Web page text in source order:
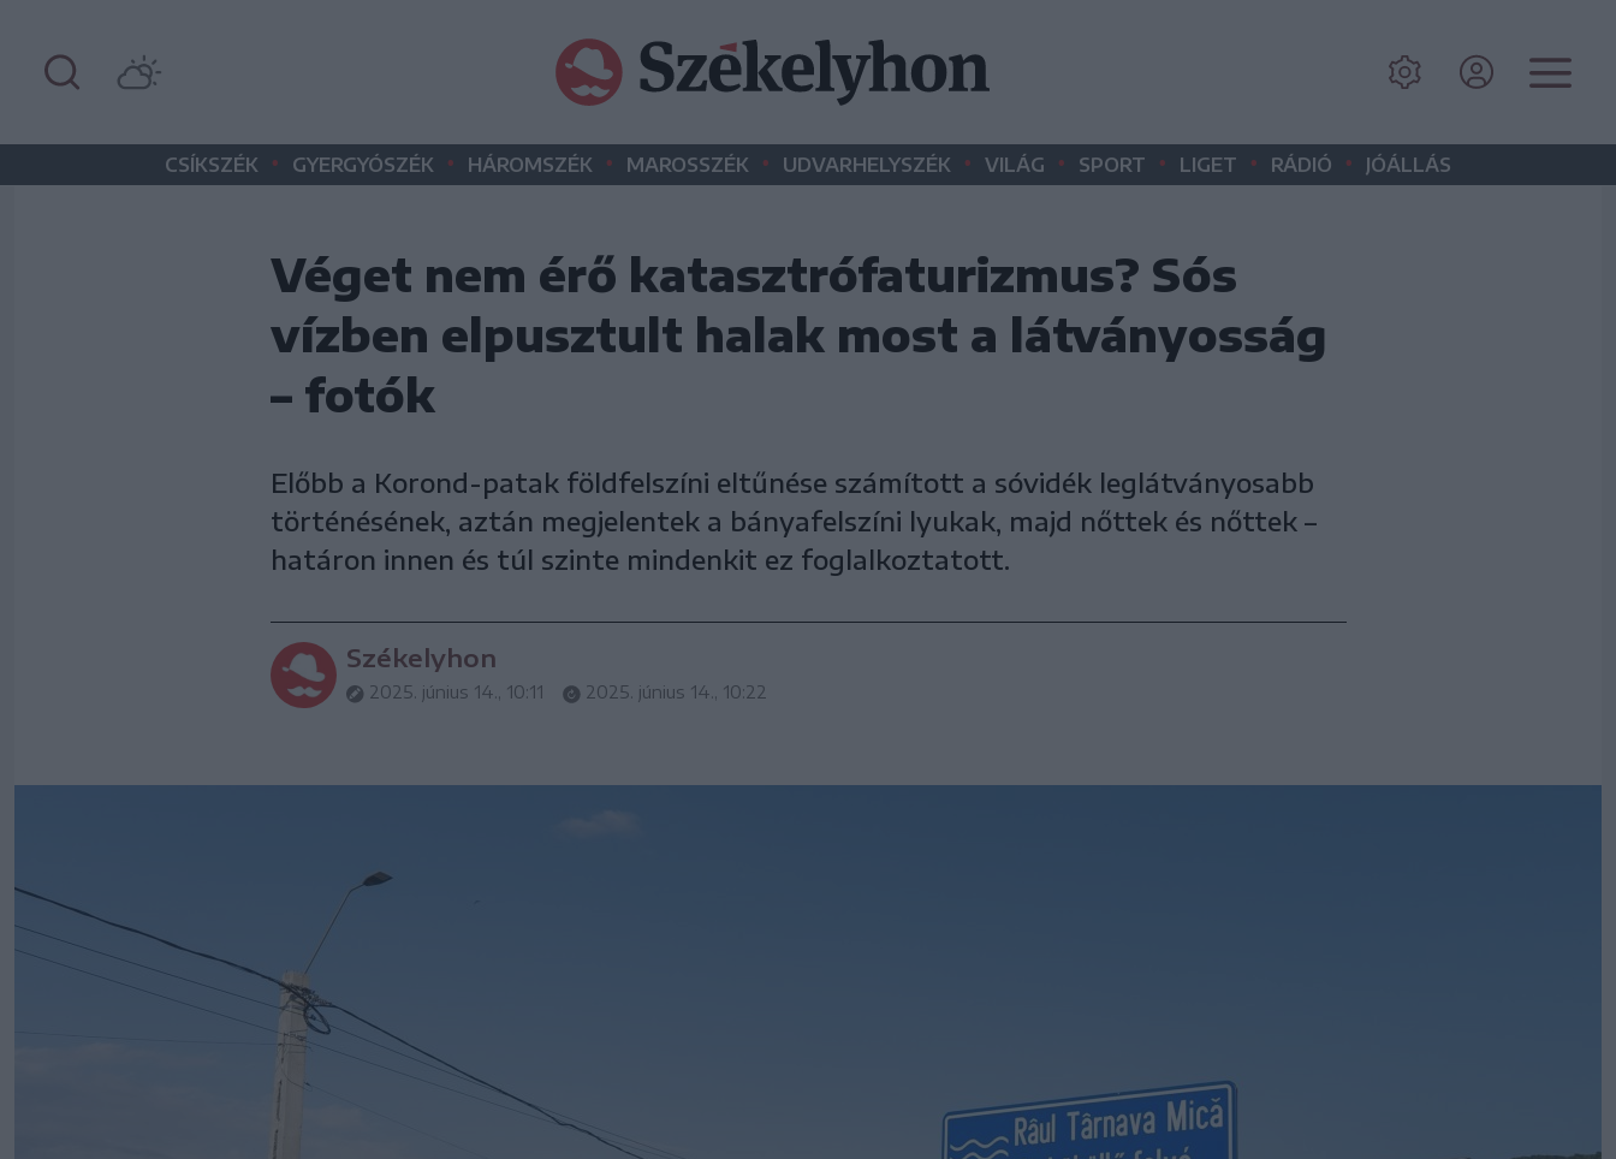
CSÍKSZÉK • GYERGYÓSZÉK • HÁROMSZÉK • MAROSSZÉK • UDVARHELYSZÉK • VILÁG • SPORT • LIGET • RÁDIÓ • JÓÁLLÁS
Véget nem érő katasztrófaturizmus? Sós
vízben elpusztult halak most a látványosság
– fotók
Előbb a Korond-patak földfelszíni eltűnése számított a sóvidék leglátványosabb
történésének, aztán megjelentek a bányafelszíni lyukak, majd nőttek és nőttek –
határon innen és túl szinte mindenkit ez foglalkoztatott.
Székelyhon
2025. június 14., 10:11 2025. június 14., 10:22